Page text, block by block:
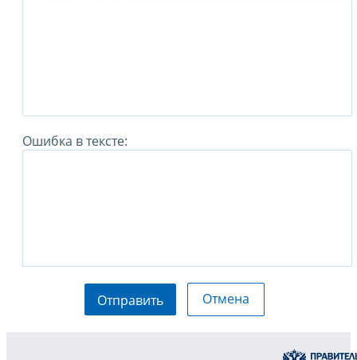
Ошибка в тексте:
Отправить Отмена